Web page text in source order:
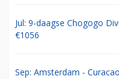
Jul: 9-daagse Chogogo
€1056
Sep: Amsterdam -